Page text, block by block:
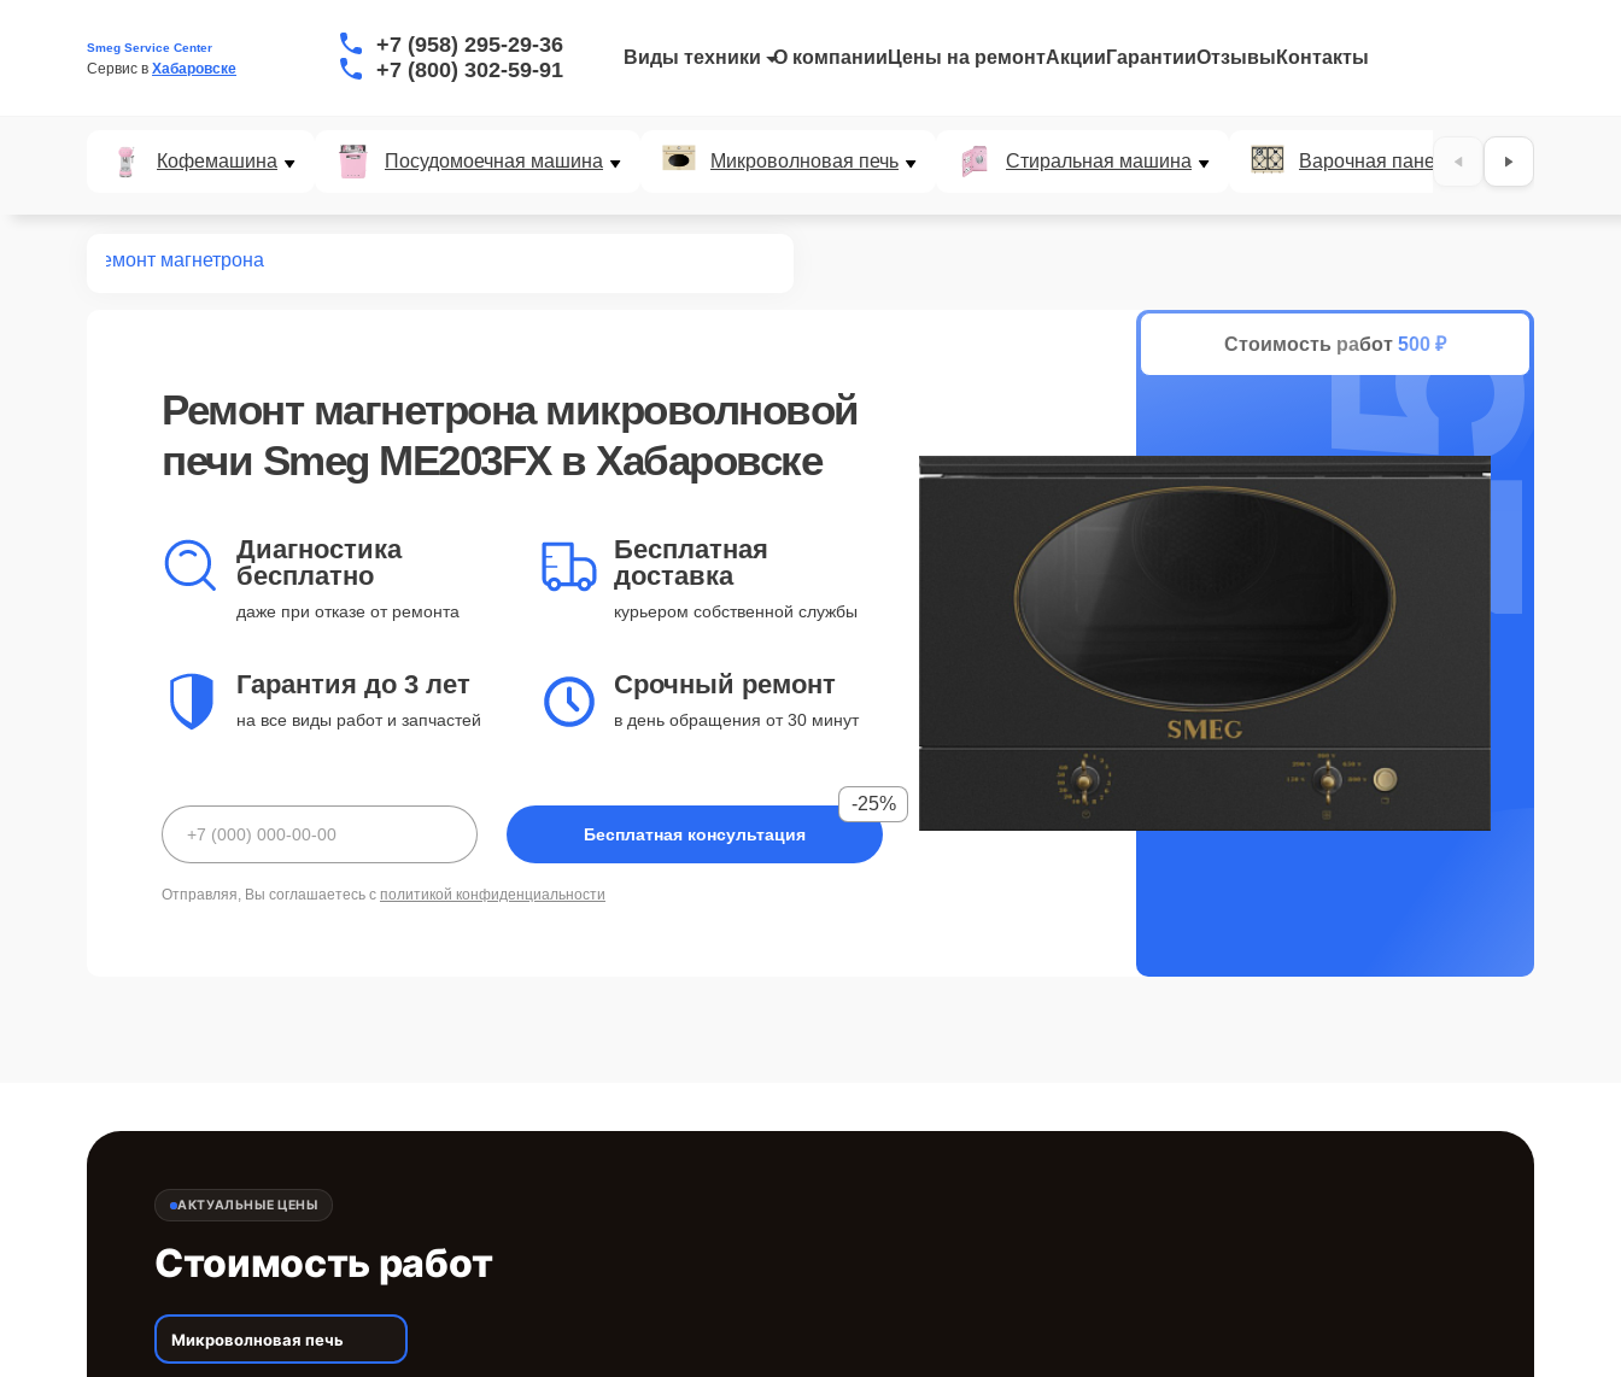
Smeg Service Center
Сервис в Хабаровске
+7 (958) 295-29-36
+7 (800) 302-59-91
Виды техники О компании Цены на ремонтАкции ГарантииОтзывы Контакты
Кофемашина Посудомоечная машина Микроволновая печь Стиральная машина Варочная панель
Ремонт магнетрона
Ремонт магнетрона микроволновой
печи Smeg ME203FX в Хабаровске
Диагностика
бесплатно
даже при отказе от ремонта
Бесплатная
доставка
курьером собственной службы
Гарантия до 3 лет
на все виды работ и запчастей
Срочный ремонт
в день обращения от 30 минут
Бесплатная консультация
-25%
Отправляя, Вы соглашаетесь с политикой конфиденциальности
Стоимость работ 500 ₽
25%
АКТУАЛЬНЫЕ ЦЕНЫ
Стоимость работ
Микроволновая печь